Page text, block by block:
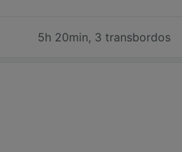
5h 20min, 3 transbordos